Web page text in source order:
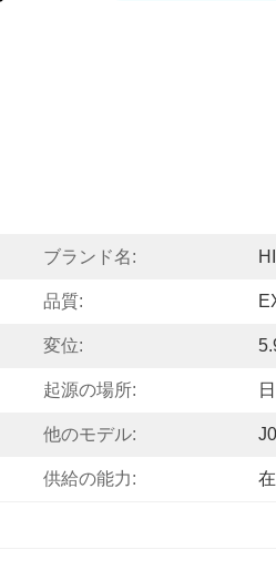
ブランド名:
品質:
変位:
起源の場所:
他のモデル:
供給の能力: